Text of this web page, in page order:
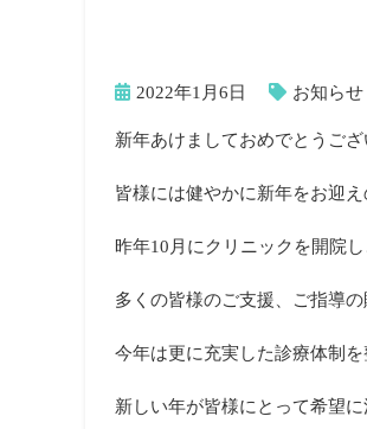
2022年1月6日 お知らせ
新年あけましておめでとうござ
皆様には健やかに新年をお迎
昨年10月にクリニックを開院
多くの皆様のご支援、ご指導
今年は更に充実した診療体制
新しい年が皆様にとって希望